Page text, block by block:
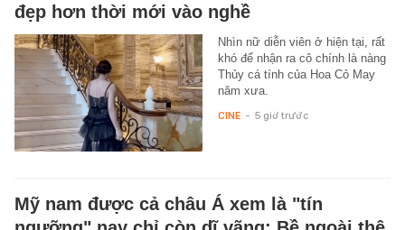
đẹp hơn thời mới vào nghề
Nhìn nữ diễn viên ở hiện tại, rất
khó để nhận ra cô chính là nàng
Thủy cá tính của Hoa Cỏ May
năm xưa.
CINE - 5 giờ trước
Mỹ nam được cả châu Á xem là "tín